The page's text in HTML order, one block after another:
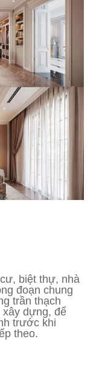
biệt thự, nhà
đoạn chung
trần thạch
xây dựng, để
trước khi
theo.